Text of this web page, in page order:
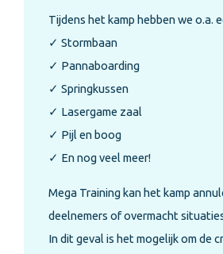
Tijdens het kamp hebben we o.a.
✓ Stormbaan
✓ Pannaboarding
✓ Springkussen
✓ Lasergame zaal
✓ Pijl en boog
✓ En nog veel meer!
Mega Training kan het kamp
deelnemers of overmacht
In dit geval is het mogelijk om de